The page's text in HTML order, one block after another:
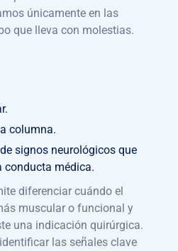
únicamente en las
que lleva con molestias.
columna.
signos neurológicos que
conducta médica.
diferenciar cuándo el
muscular o funcional y
una indicación quirúrgica.
las señales clave